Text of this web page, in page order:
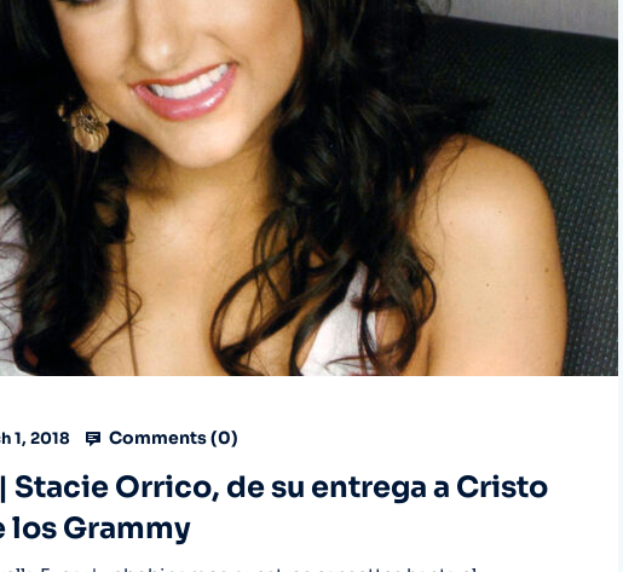
1, 2018 Comments (0)
Stacie Orrico, de su entrega a Cristo
los Grammy